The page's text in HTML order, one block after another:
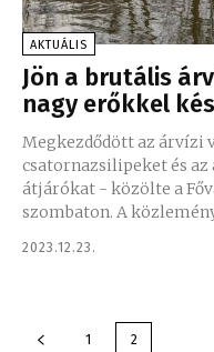
AKTUÁLIS
Jön a brutális
nagy erőkkel
Megkezdődött az árvízi
csatornazsilipeket és az
átjárókat - közölte a
szombaton. A
2023.12.23.
1 2